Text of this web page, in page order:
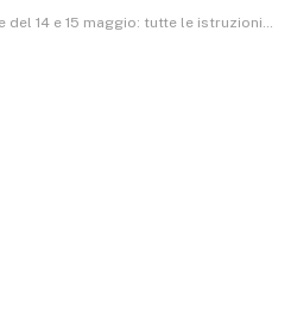
15 maggio: tutte le istruzioni, gli orari e i servizi